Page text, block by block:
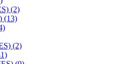
(2)
(13)
(2)